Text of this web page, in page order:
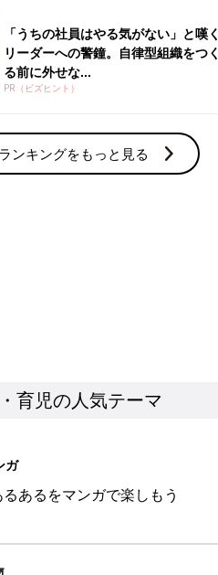
「うちの社員はやる気がない」と嘆く
リーダーへの警鐘。自律型組織をつく
る前に外せな...
PR（ビズヒント）
ランキングをもっと見る
育児の人気テーマ
ガ
あるをマンガで楽しもう